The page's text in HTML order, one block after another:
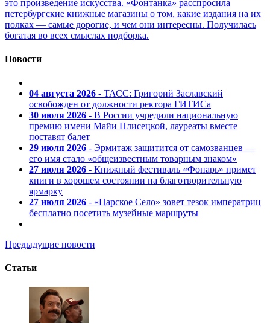
это произведение искусства. «Фонтанка» расспросила
петербургские книжные магазины о том, какие издания на их
полках — самые дорогие, и чем они интересны. Получилась
богатая во всех смыслах подборка.
Новости
04 августа 2026 - ТАСС: Григорий Заславский
освобожден от должности ректора ГИТИСа
30 июля 2026 - В России учредили национальную
премию имени Майи Плисецкой, лауреаты вместе
поставят балет
29 июля 2026 - Эрмитаж защитится от самозванцев —
его имя стало «общеизвестным товарным знаком»
27 июля 2026 - Книжный фестиваль «Фонарь» примет
книги в хорошем состоянии на благотворительную
ярмарку
27 июля 2026 - «Царское Село» зовет тезок императриц
бесплатно посетить музейные маршруты
Предыдущие новости
Статьи